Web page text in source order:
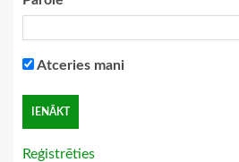
Atceries mani
Reģistrēties